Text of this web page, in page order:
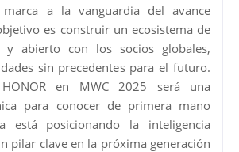
a la vanguardia del avance
es construir un ecosistema de
y abierto con los socios globales,
sin precedentes para el futuro.
en MWC 2025 será una
para conocer de primera mano
está posicionando la inteligencia
pilar clave en la próxima generación